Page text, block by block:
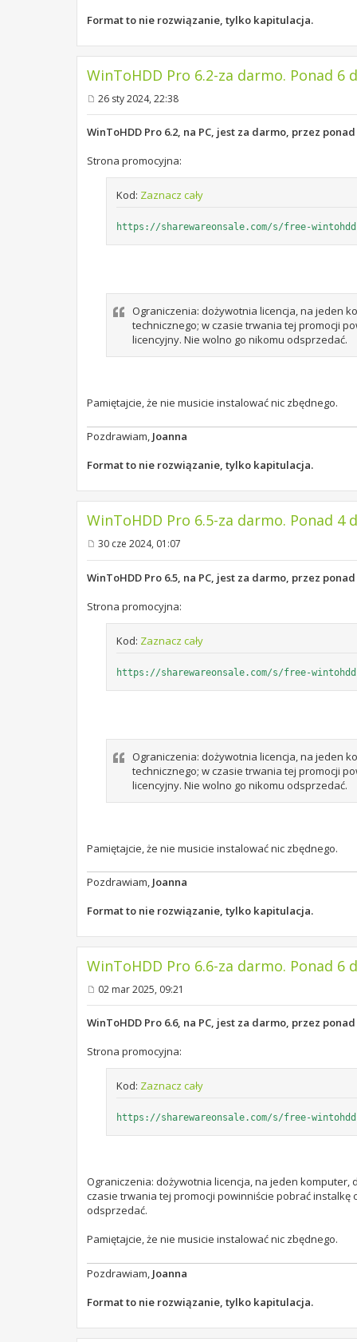
Format to nie rozwiązanie, tylko kapitulacja.
WinToHDD Pro 6.2-za darmo. Ponad 6
o
s
26 sty 2024, 22:38
WinToHDD Pro 6.2, na PC, jest za darmo, przez
Strona promocyjna:
Kod: Zaznacz cały
https://sharewareonsale.com/s/free-
Ograniczenia: dożywotnia licencja, na jeden
technicznego; w czasie trwania tej promocji
licencyjny. Nie wolno go nikomu odsprzedać.
Pamiętajcie, że nie musicie instalować nic zbędnego.
Pozdrawiam, Joanna
Format to nie rozwiązanie, tylko kapitulacja.
WinToHDD Pro 6.5-za darmo. Ponad 4
o
s
t
30 cze 2024, 01:07
WinToHDD Pro 6.5, na PC, jest za darmo, przez
Strona promocyjna:
Kod: Zaznacz cały
https://sharewareonsale.com/s/free-
Ograniczenia: dożywotnia licencja, na jeden
technicznego; w czasie trwania tej promocji
licencyjny. Nie wolno go nikomu odsprzedać.
Pamiętajcie, że nie musicie instalować nic zbędnego.
Pozdrawiam, Joanna
Format to nie rozwiązanie, tylko kapitulacja.
WinToHDD Pro 6.6-za darmo. Ponad 6
o
s
02 mar 2025, 09:21
WinToHDD Pro 6.6, na PC, jest za darmo, przez
Strona promocyjna:
Kod: Zaznacz cały
https://sharewareonsale.com/s/free-
Ograniczenia: dożywotnia licencja, na jeden
czasie trwania tej promocji powinniście pobrać
odsprzedać.
Pamiętajcie, że nie musicie instalować nic zbędnego.
Pozdrawiam, Joanna
Format to nie rozwiązanie, tylko kapitulacja.